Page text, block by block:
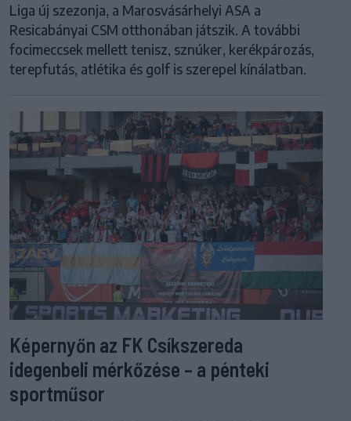
Liga új szezonja, a Marosvásárhelyi ASA a
Resicabányai CSM otthonában játszik. A további
focimeccsek mellett tenisz, sznúker, kerékpározás,
terepfutás, atlétika és golf is szerepel kínálatban.
Képernyőn az FK Csíkszereda
idegenbeli mérkőzése – a pénteki
sportműsor